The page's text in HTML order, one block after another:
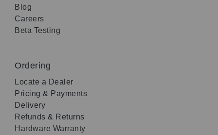
Blog
Careers
Beta Testing
Ordering
Locate a Dealer
Pricing & Payments
Delivery
Refunds & Returns
Hardware Warranty